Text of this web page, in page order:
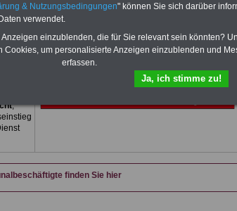
Dienst
von
,
finden Sie hier
& Nutzungsbedingungen" können Sie sich darüber
verwendet.
einzublenden, die für Sie relevant sein könnten?
Cookies, um personalisierte Anzeigen einzublenden und
erfassen.
Ja, ich stimme zu!